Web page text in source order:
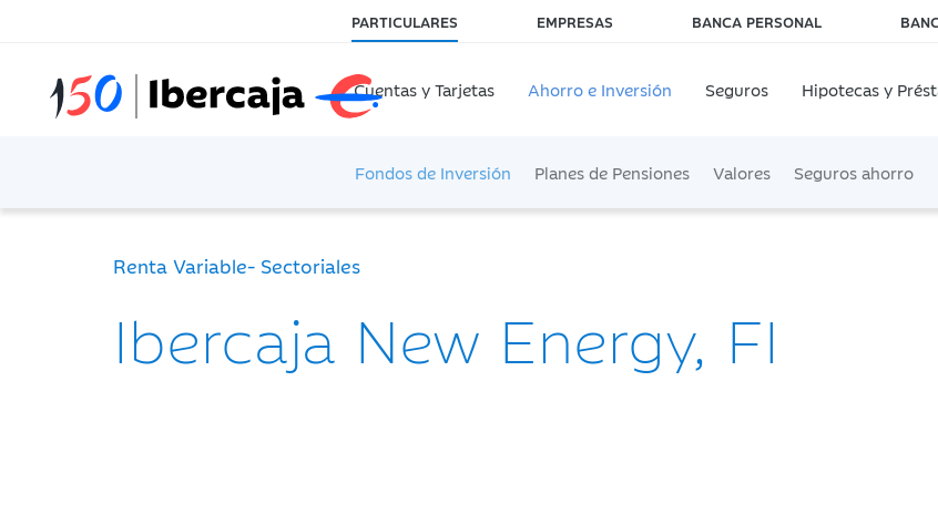
PARTICULARES EMPRESAS BANCA PERSONAL
Cuentas y Tarjetas Ahorro e Inversión Seguros Hipotecas y
Fondos de Inversión Planes de Pensiones Valores Seguros ahorro
Renta Variable- Sectoriales
Ibercaja New Energy, FI